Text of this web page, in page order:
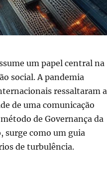
um papel central na
social. A pandemia
ressaltaram a
de uma comunicação
de Governança da
surge como um guia
de turbulência.